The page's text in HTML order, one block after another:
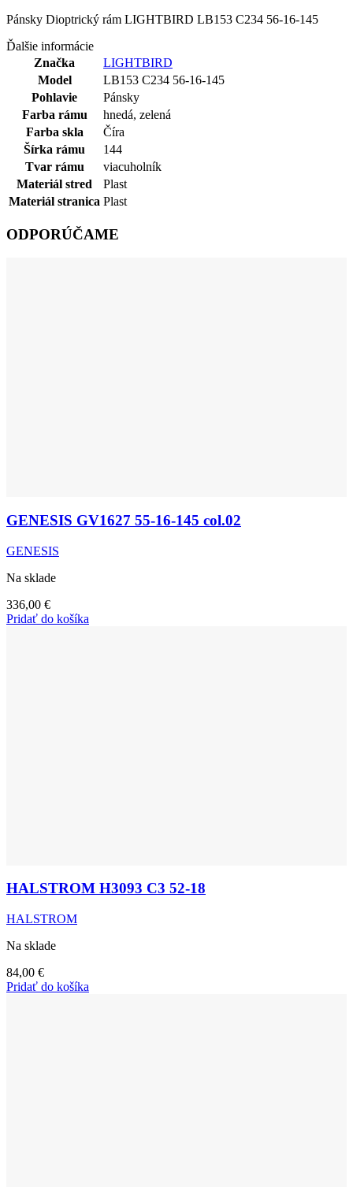
Pánsky Dioptrický rám LIGHTBIRD LB153 C234 56-16-145
Ďalšie informácie
Značka
LIGHTBIRD
Model
LB153 C234 56-16-145
Pohlavie
Pánsky
Farba rámu
hnedá, zelená
Farba skla
Číra
Šírka rámu
144
Tvar rámu
viacuholník
Materiál stred
Plast
Materiál stranica Plast
ODPORÚČAME
GENESIS GV1627 55-16-145 col.02
GENESIS
Na sklade
336,00 €
Pridať do košíka
HALSTROM H3093 C3 52-18
HALSTROM
Na sklade
84,00 €
Pridať do košíka